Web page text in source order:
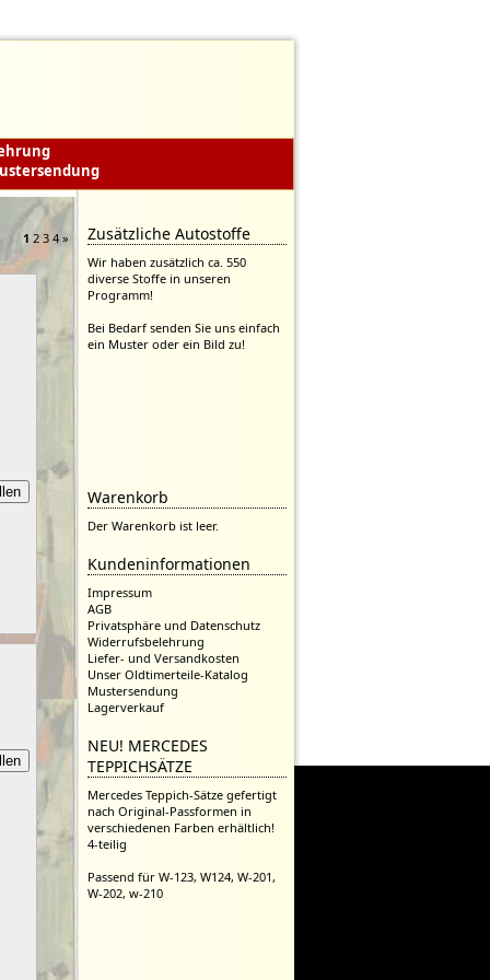
1 2 3 4 » Zusätzliche Autostoffe
Wir haben zusätzlich ca. 550
diverse Stoffe in unseren
Programm!
Bei Bedarf senden Sie uns einfach
ein Muster oder ein Bild zu!
Warenkorb
Der Warenkorb ist leer.
Kundeninformationen
Impressum
AGB
Privatsphäre und Datenschutz
Widerrufsbelehrung
Liefer- und Versandkosten
Unser Oldtimerteile-Katalog
Mustersendung
Lagerverkauf
NEU! MERCEDES
TEPPICHSÄTZE
Mercedes Teppich-Sätze gefertigt
nach Original-Passformen in
verschiedenen Farben erhältlich!
4-teilig
Passend für W-123, W124, W-201,
W-202, w-210